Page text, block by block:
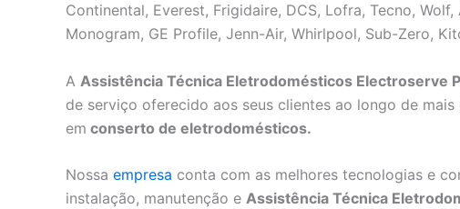
Continental, Everest, Frigidaire, DCS, Lofra, Tecno,
Monogram, GE Profile, Jenn-Air, Whirlpool, Sub-Zero,
A Assistência Técnica Eletrodomésticos Electroserve
de serviço oferecido aos seus clientes ao longo de
em conserto de eletrodomésticos.
Nossa empresa conta com as melhores tecnologias e
instalação, manutenção e Assistência Técnica